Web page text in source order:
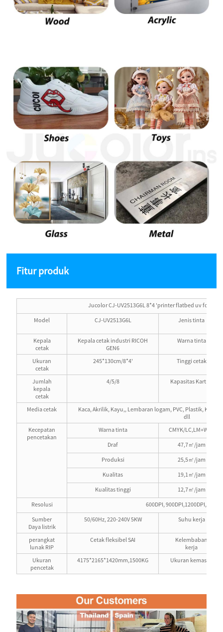
Fitur produk
Jucolor CJ-UV2513G6L 8*4 'printer flatbed uv format
Model
CJ-UV2513G6L Jenis tinta
Kepala
cetak
Kepala cetak industri RICOH
GEN6
Warna tinta
Ukuran
cetak
245*130cm/8*4' Tinggi cetak
Jumlah
kepala
cetak
4/5/8 Kapasitas Kartrid
Media cetak
Kaca, Akrilik, Kayu,, Lembaran logam, PVC, Plastik,
dll
Kecepatan
pencetakan
Warna tinta
CMYK/LC,LM+W+V
Draf
47,7㎡/jam
Produksi
25,5㎡/jam
Kualitas
19,1㎡/jam
Kualitas tinggi
12,7㎡/jam
Resolusi
600DPI, 900DPI,1200DPI,
Sumber
Daya listrik
50/60Hz, 220-240V 5KW Suhu kerja
perangkat
lunak RIP
Cetak fleksibel SAI
Kelembaban
kerja
Ukuran
pencetak
4175*2165*1420mm,1500KG Ukuran kemasan